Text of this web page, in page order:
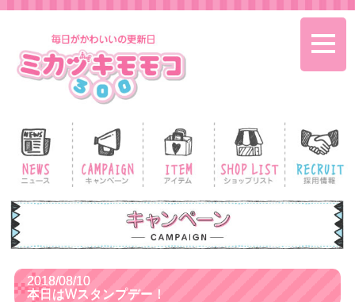
toggle
2018/08/10
本日はWスタンプデー！